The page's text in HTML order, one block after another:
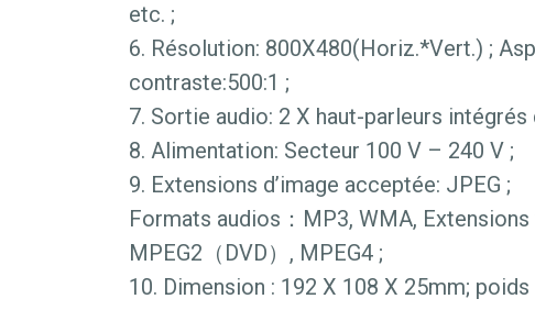
etc. ;
6. Résolution: 800X480(Horiz.*Vert.) ;
contraste:500:1 ;
7. Sortie audio: 2 X haut-parleurs intégrés
8. Alimentation: Secteur 100 V – 240 V ;
9. Extensions d’image acceptée: JPEG ;
Formats audios：MP3, WMA,
MPEG2（DVD）, MPEG4 ;
10. Dimension : 192 X 108 X 25mm; poids